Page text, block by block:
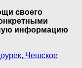
своего
информацию